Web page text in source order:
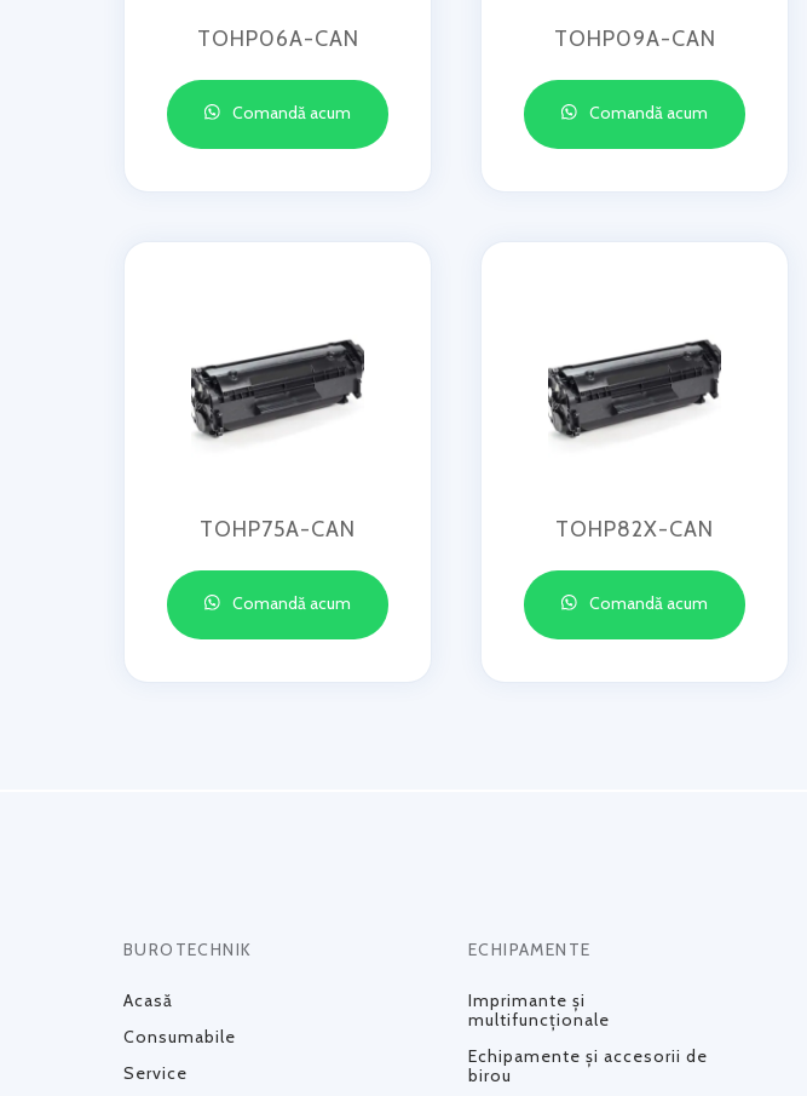
TOHP06A-CAN
Comandă acum
TOHP09A-CAN
Comandă acum
TOHP75A-CAN
Comandă acum
TOHP82X-CAN
Comandă acum
BUROTECHNIK
Acasă
Consumabile
Service
ECHIPAMENTE
Imprimante și
multifuncționale
Echipamente și accesorii de
birou